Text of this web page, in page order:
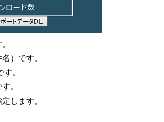
）です。
。
。
します。